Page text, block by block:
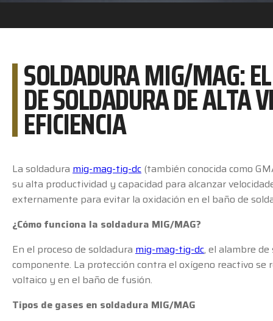
SOLDADURA MIG/MAG:
DE SOLDADURA DE ALTA
EFICIENCIA
La soldadura mig-mag-tig-dc (también conocida como
su alta productividad y capacidad para alcanzar
externamente para evitar la oxidación en el baño de
¿Cómo funciona la soldadura MIG/MAG?
En el proceso de soldadura mig-mag-tig-dc, el alambre
componente. La protección contra el oxígeno reactivo
voltaico y en el baño de fusión.
Tipos de gases en soldadura MIG/MAG